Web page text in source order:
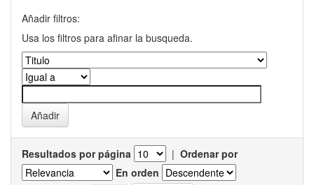
Añadir filtros:
Usa los filtros para afinar la busqueda.
Resultados por página | Ordenar por
En orden